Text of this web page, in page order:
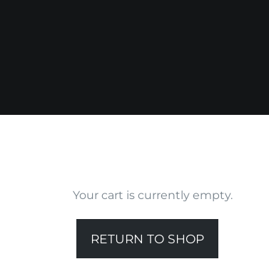
Your cart is currently empty.
RETURN TO SHOP